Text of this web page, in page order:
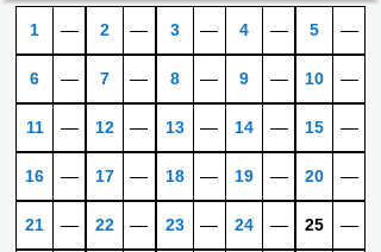
1 ―
6 ―
11 ―
16 ―
21 ―
2 ―
7 ―
12 ―
17 ―
22 ―
3 ―
8 ―
13 ―
18 ―
23 ―
4 ―
9 ―
14 ―
19 ―
24 ―
5 ―
10 ―
15 ―
20 ―
25 ―